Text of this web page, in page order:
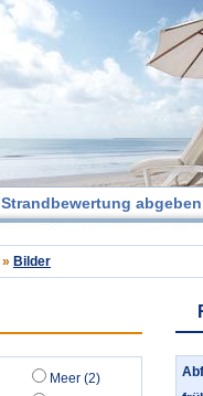
Strandbewertung abgeben
» Bilder
Meer (2)